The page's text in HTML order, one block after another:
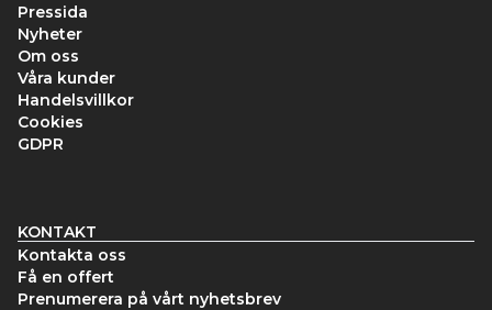
Pressida
Nyheter
Om oss
Våra kunder
Handelsvillkor
Cookies
GDPR
KONTAKT
Kontakta oss
Få en offert
Prenumerera på vårt nyhetsbrev